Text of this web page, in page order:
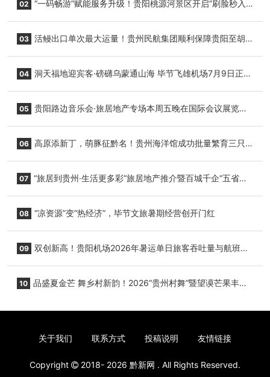
02 “一码畅游”赋能服务升级！贵阳桃源河景区开启“刷脸秒入
03 活鳗出口单次最大运量！贵州民航集团顺利保障贵阳至胡
04 洞天福地迎宾客·磅礴乌蒙通山海 毕节飞雄机场7月9日正式
05 贵阳路边音乐会·旅居地产专场本周五晚在国际会议展览中
06 高原添新丁，萌豚征黔名！贵州海洋馆成功批量繁育三只
07 “旅居到贵州·生活更多彩”旅居地产推介暨百城千企“五省
08 “凉资源”变“热经济”，毕节文旅暑期经营创开门红
09 双创新高！贵阳机场2026年暑运单日旅客吞吐量与航班起
10 品盛夏金芒 舞乡村新韵！2026“贵州村舞”暨望谟芒果丰收
关于我们 联系方式 投稿说明 友情链接
Copyright 2018- 2026 黔新网 . All Rights Reserved.